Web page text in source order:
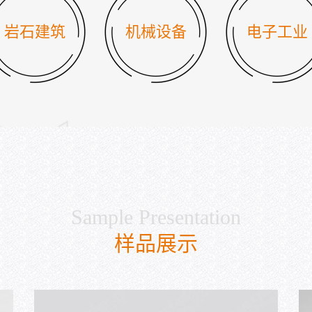
岩石建筑 机械设备 电子工业
Sample Presentation
样品展示